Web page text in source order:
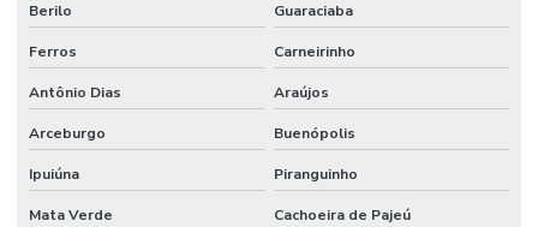
Berilo Guaraciaba
Ferros Carneirinho
Antônio Dias Araújos
Arceburgo Buenópolis
Ipuiúna Piranguinho
Mata Verde Cachoeira de Pajeú